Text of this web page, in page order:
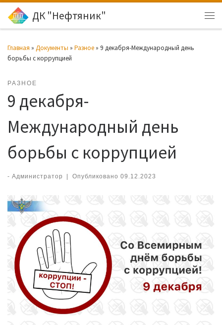
Перейти к содержимому
ДК "Нефтяник"
Главная » Документы » Разное » 9 декабря-Международный день
борьбы с коррупцией
РАЗНОЕ
9 декабря-
Международный день
борьбы с коррупцией
- Администратор Опубликовано 09.12.2023